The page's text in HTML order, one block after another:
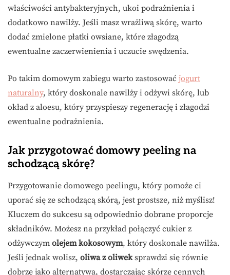
właściwości antybakteryjnych, ukoi podrażnienia i
dodatkowo nawilży. Jeśli masz wrażliwą skórę, warto
dodać zmielone płatki owsiane, które złagodzą
ewentualne zaczerwienienia i uczucie swędzenia.
Po takim domowym zabiegu warto zastosować jogurt
naturalny, który doskonale nawilży i odżywi skórę, lub
okład z aloesu, który przyspieszy regenerację i złagodzi
ewentualne podrażnienia.
Jak przygotować domowy peeling na
schodzącą skórę?
Przygotowanie domowego peelingu, który pomoże ci
uporać się ze schodzącą skórą, jest prostsze, niż myślisz!
Kluczem do sukcesu są odpowiednio dobrane proporcje
składników. Możesz na przykład połączyć cukier z
odżywczym olejem kokosowym, który doskonale nawilża.
Jeśli jednak wolisz, oliwa z oliweksprawdzi się równie
dobrze jako alternatywa, dostarczając skórze cennych